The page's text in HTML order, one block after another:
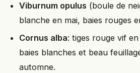
Viburnum opulus (boule de
blanche en mai, baies rouges
Cornus alba: tiges rouge vif
baies blanches et beau
automne.